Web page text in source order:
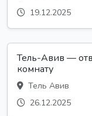
19.12.2025
Тель-Авив —
комнату
Тель Авив
26.12.2025